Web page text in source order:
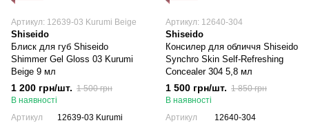
Артикул: 12639-03 Kurumi Beige
Shiseido
Блиск для губ Shiseido
Shimmer Gel Gloss 03 Kurumi
Beige 9 мл
1 200 грн/шт. 1 500 грн
В наявності
Артикул
12639-03 Kurumi
Артикул: 12640-304
Shiseido
Консилер для обличчя Shiseido
Synchro Skin Self-Refreshing
Concealer 304 5,8 мл
1 500 грн/шт. 1 850 грн
В наявності
Артикул
12640-304